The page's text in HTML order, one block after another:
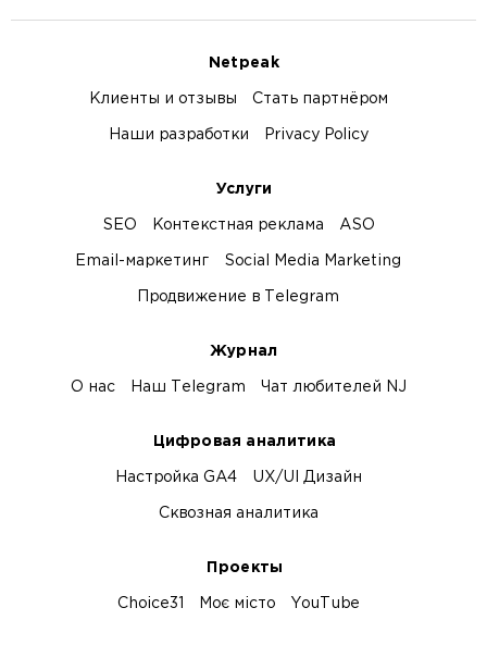
Netpeak
Клиенты и отзывы Стать партнёром
Наши разработки Privacy Policy
Услуги
SEO Контекстная реклама ASO
Email-маркетинг Social Media Marketing
Продвижение в Telegram
Журнал
О нас Наш Telegram Чат любителей NJ
Цифровая аналитика
Настройка GA4 UX/UI Дизайн
Сквозная аналитика
Проекты
Choice31 Моє місто YouTube